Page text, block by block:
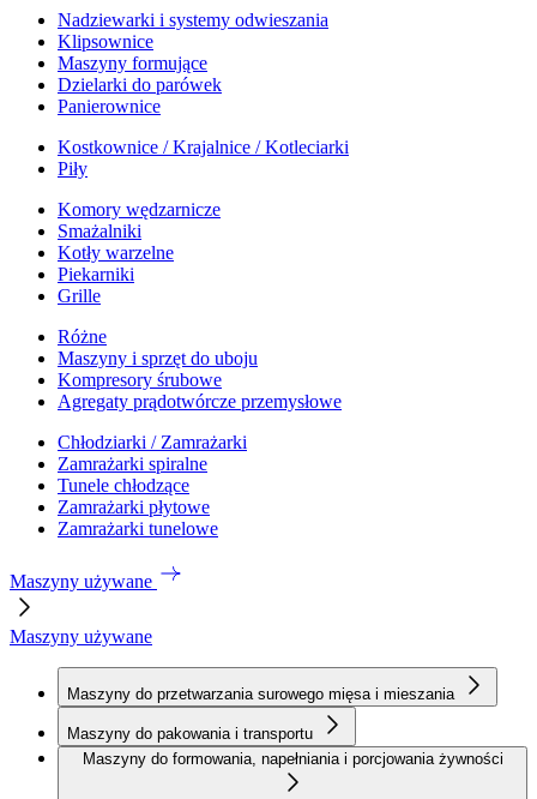
Nadziewarki i systemy odwieszania
Klipsownice
Maszyny formujące
Dzielarki do parówek
Panierownice
Kostkownice / Krajalnice / Kotleciarki
Piły
Komory wędzarnicze
Smażalniki
Kotły warzelne
Piekarniki
Grille
Różne
Maszyny i sprzęt do uboju
Kompresory śrubowe
Agregaty prądotwórcze przemysłowe
Chłodziarki / Zamrażarki
Zamrażarki spiralne
Tunele chłodzące
Zamrażarki płytowe
Zamrażarki tunelowe
Maszyny używane
Maszyny używane
Maszyny do przetwarzania surowego mięsa i mieszania
Maszyny do pakowania i transportu
Maszyny do formowania, napełniania i porcjowania żywności